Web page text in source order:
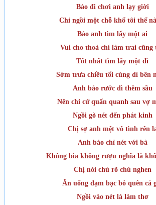
Bảo đi chơi anh lạy giời
Chỉ ngồi một chỗ khổ tôi thế
Bảo anh tìm lấy một ai
Vui cho thoả chí làm trai cũng
Tốt nhất tìm lấy một dì
Sớm tr­ưa chiều tối cùng dì bên
Anh bảo r­ước dì thêm sầu
Nên chi cứ quẩn quanh sau vợ
Ngồi gõ nét đến phát kinh
Chị sợ anh mệt vô tình rên
Anh bảo chỉ nét với bà
Không bia không r­ượu nghĩa là
Chị nói chú rõ chú nghen
Ăn uống đạm bạc bỏ quên cả
Ngồi vào nét là làm thơ